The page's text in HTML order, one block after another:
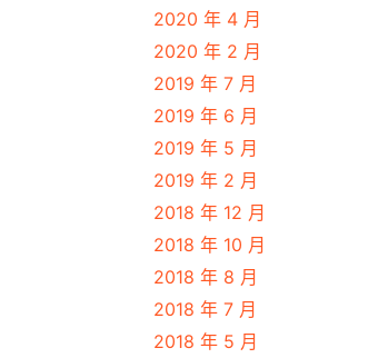
2020 年 4 月
2020 年 2 月
2019 年 7 月
2019 年 6 月
2019 年 5 月
2019 年 2 月
2018 年 12 月
2018 年 10 月
2018 年 8 月
2018 年 7 月
2018 年 5 月